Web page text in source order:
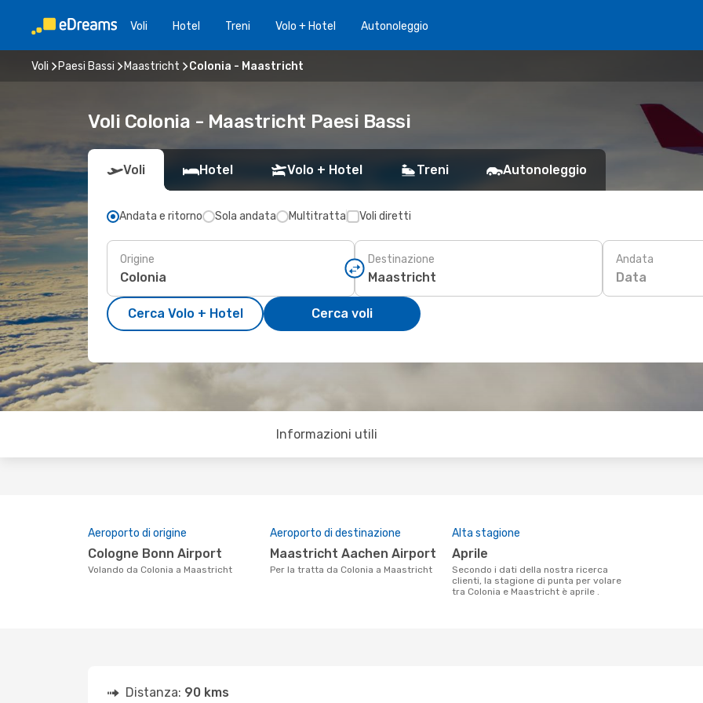
Voli Hotel Treni Volo + Hotel Autonoleggio
Voli Paesi Bassi Maastricht Colonia - Maastricht
Voli Colonia - Maastricht Paesi Bassi
Voli Hotel Volo + Hotel Treni Autonoleggio
Andata e ritorno Sola andata Multitratta Voli diretti
Origine Destinazione Andata
Data
Cerca Volo + Hotel Cerca voli
Informazioni utili
Aeroporto di origine
Cologne Bonn Airport
Volando da Colonia a Maastricht
Aeroporto di destinazione
Maastricht Aachen Airport
Per la tratta da Colonia a Maastricht
Alta stagione
aprile
Secondo i dati della nostra ricerca
clienti, la stagione di punta per volare
tra Colonia e Maastricht è aprile .
Distanza: 90 kms